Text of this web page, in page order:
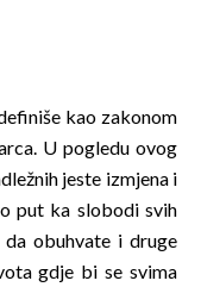
kao zakonom
U pogledu ovog
jeste izmjena i
put ka slobodi svih
da obuhvate i druge
gdje bi se svima